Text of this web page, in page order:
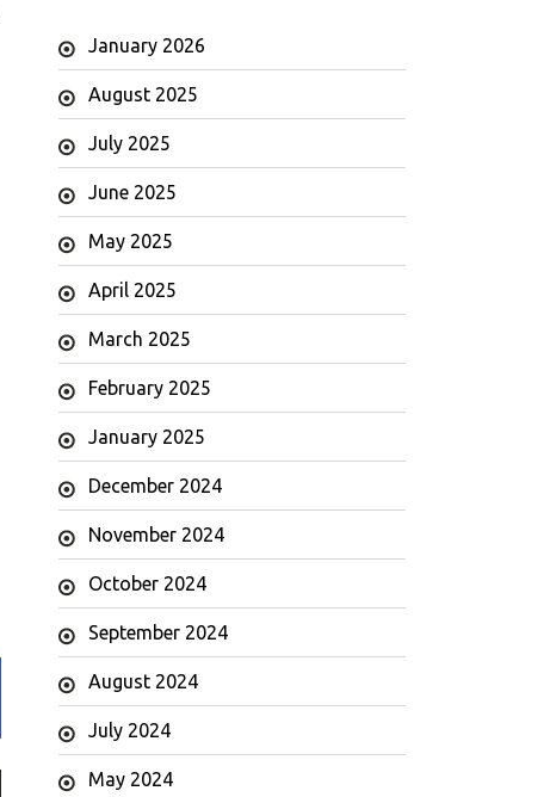
January 2026
August 2025
July 2025
June 2025
May 2025
April 2025
March 2025
February 2025
January 2025
December 2024
November 2024
October 2024
September 2024
August 2024
July 2024
May 2024